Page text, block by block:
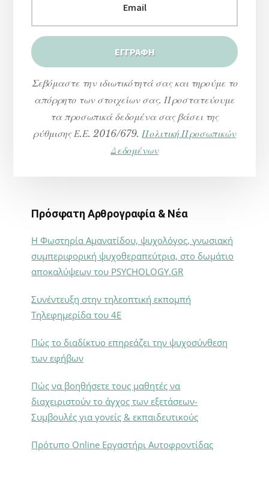
Σεβόμαστε την ιδιωτικότητά σας και τηρούμε το
απόρρητο των στοιχείων σας. Προστατεύουμε
τα προσωπικά δεδομένα σας βάσει της
ρύθμισης Ε.Ε. 2016/679. Πολιτική Προσωπικών
Δεδομένων
Πρόσφατη Αρθρογραφία & Νέα
Η Φωστηρία Αμανατίδου, ψυχολόγος, γνωσιακή
συμπεριφορική ψυχοθεραπεύτρια, στο δωμάτιο
αποκαλύψεων του PSYCHOLOGY.GR
Συνέντευξη στην τηλεοπτική εκπομπή
Τηλεφημερίδα του 4Ε
Πώς το διαδίκτυο επηρεάζει την ψυχοσύνθεση
των εφήβων
Πώς να βοηθήσετε τους μαθητές να
διαχειριστούν το άγχος των εξετάσεων-
Συμβουλές για γονείς & εκπαιδευτικούς
Πρότυπο Online Εργαστήρι Αυτοφροντίδας